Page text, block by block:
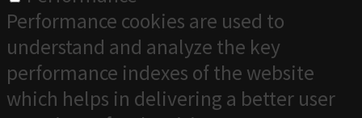
Performance cookies are used to
understand and analyze the key
performance indexes of the website
which helps in delivering a better user